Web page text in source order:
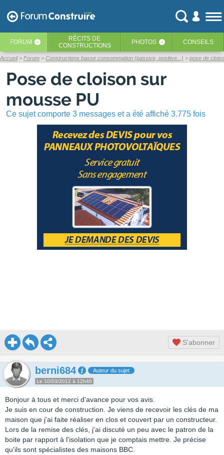
FORUM ‹ RÉCITS DE
CONSTRUCTIONS
PHOTOS ‹ CONSEILS
Accueil Forum Constructions basse consommation (passive, positive...) pose de
Pose de cloison sur
mousse PU
Ce sujet comporte 3 messages et a été affiché 3.775 fois
S'abonner
berni684 Auteur du sujet
Le 10/03/2012 à 12h40
Bonjour à tous et merci d'avance pour vos avis.
Je suis en cour de construction. Je viens de recevoir les clés de ma
maison que j'ai faite réaliser en clos et couvert par un constructeur.
Lors de la remise des clés, j'ai discuté un peu avec le patron de la
boite par rapport à l'isolation que je comptais mettre. Je précise
qu'ils sont spécialistes des maisons BBC.